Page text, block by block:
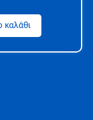
καλάθι